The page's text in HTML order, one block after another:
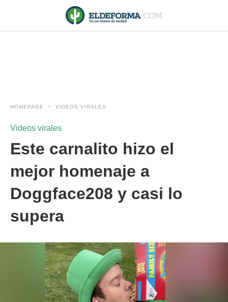
HOMEPAGE VIDEOS VIRALES
Videos virales
Este carnalito hizo el
mejor homenaje a
Doggface208 y casi lo
supera